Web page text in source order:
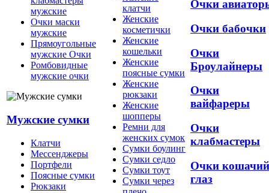
мужские
Очки маски
мужские
Прямоугольные
мужские Очки
Ромбовидные
мужские очки
Мужские сумки
Клатчи
Мессенджеры
Портфели
Поясные сумки
Рюкзаки
клатчи
Женские
косметички
Женские
кошельки
Женские
поясные сумки
Женские
рюкзаки
Женские
шопперы
Ремни для
женских сумок
Сумки боулинг
Сумки седло
Сумки тоут
Сумки через
Очки
Очки бабочки
Очки
Броулайнеры
Очки
вайфареры
Очки
клабмастеры
Очки кошачий
глаз